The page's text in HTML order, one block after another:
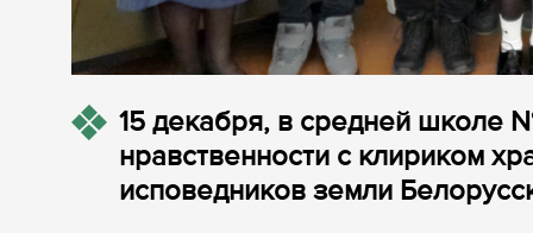
15 декабря, в средней школе
нравственности с клириком
исповедников земли